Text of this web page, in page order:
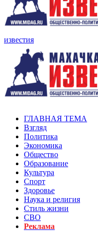
известия
ГЛАВНАЯ ТЕМА
Взгляд
Политика
Экономика
Общество
Образование
Культура
Спорт
Здоровье
Наука и религия
Стиль жизни
СВО
Реклама